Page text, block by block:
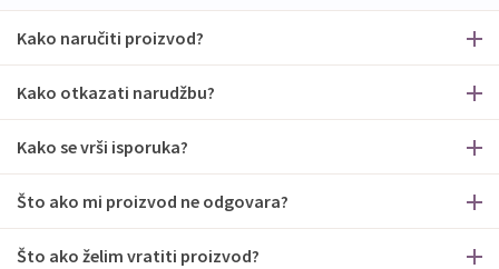
Kako naručiti proizvod?
Kako otkazati narudžbu?
Kako se vrši isporuka?
Što ako mi proizvod ne odgovara?
Što ako želim vratiti proizvod?